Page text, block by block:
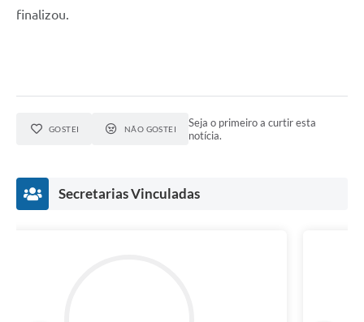
finalizou.
GOSTEI NÃO GOSTEI
Seja o primeiro a curtir esta
notícia.
Secretarias Vinculadas